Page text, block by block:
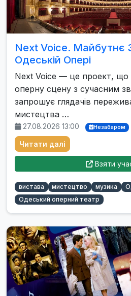
Next Voice. Майбутнє
Одеській Опері
Next Voice — це проект, що
оперну сцену з сучасним
запрошує глядачів
мистецтва …
27.08.2026 13:00 Незабаром
Читати далі
Взяти
вистава мистецтво музика
Одеський оперний театр